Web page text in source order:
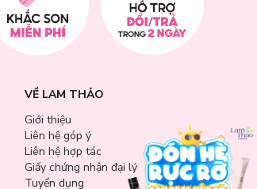
VỀ LAM THẢO
Giới thiệu
Liên hệ góp ý
Liên hệ hợp tác
Giấy chứng nhận đại lý
Tuyển dụng